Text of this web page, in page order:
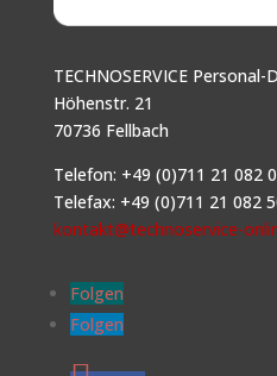
TECHNOSERVICE
Höhenstr. 21
70736 Fellbach
Telefon: +49 (0)711 21 082 0
Telefax: +49 (0)711 21 082
kontakt@technoservice-
Folgen
Folgen